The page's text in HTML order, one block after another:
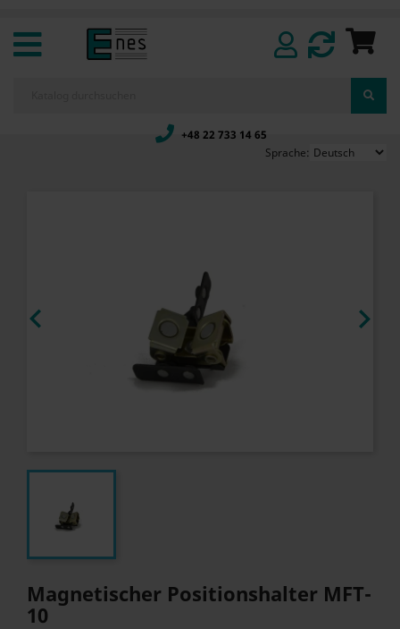
+48 22 733 14 65
Sprache:
 
Magnetischer Positionshalter MFT-
10